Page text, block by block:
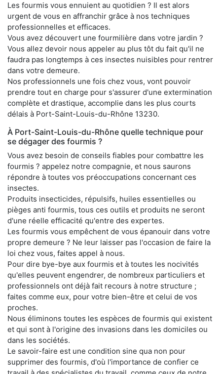
Les fourmis vous ennuient au quotidien ? Il est alors
urgent de vous en affranchir grâce à nos techniques
professionnelles et efficaces.
Vous avez découvert une fourmilière dans votre jardin ?
Vous allez devoir nous appeler au plus tôt du fait qu'il ne
faudra pas longtemps à ces insectes nuisibles pour rentrer
dans votre demeure.
Nos professionnels une fois chez vous, vont pouvoir
prendre tout en charge pour s'assurer d'une extermination
complète et drastique, accomplie dans les plus courts
délais à Port-Saint-Louis-du-Rhône 13230.
À Port-Saint-Louis-du-Rhône quelle technique pour
se dégager des fourmis ?
Vous avez besoin de conseils fiables pour combattre les
fourmis ? appelez notre compagnie, et nous saurons
répondre à toutes vos préoccupations concernant ces
insectes.
Produits insecticides, répulsifs, huiles essentielles ou
pièges anti fourmis, tous ces outils et produits ne seront
d'une réelle efficacité qu'entre des expertes.
Les fourmis vous empêchent de vous épanouir dans votre
propre demeure ? Ne leur laisser pas l'occasion de faire la
loi chez vous, faites appel à nous.
Pour dire bye-bye aux fourmis et à toutes les nocivités
qu'elles peuvent engendrer, de nombreux particuliers et
professionnels ont déjà fait recours à notre structure ;
faites comme eux, pour votre bien-être et celui de vos
proches.
Nous éliminons toutes les espèces de fourmis qui existent
et qui sont à l'origine des invasions dans les domiciles ou
dans les sociétés.
Le savoir-faire est une condition sine qua non pour
supprimer des fourmis, d'où l'importance de confier ce